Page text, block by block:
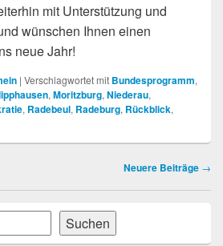
mit Unterstützung und
wünschen Ihnen einen
neue Jahr!
| Verschlagwortet mit Bundesprogramm,
, Moritzburg, Niederau,
, Radebeul, Radeburg, Rückblick,
Neuere Beiträge →
Suchen